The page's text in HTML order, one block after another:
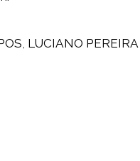
, LUCIANO